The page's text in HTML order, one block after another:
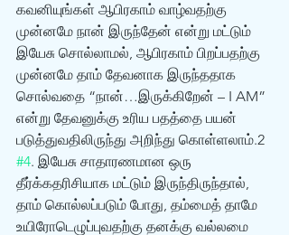
கவனியுங்கள் ஆபிரகாம் வாழ்வதற்கு
முன்னமே நான் இருந்தேன் என்று மட்டும்
இயேசு சொல்லாமல், ஆபிரகாம் பிறப்பதற்கு
முன்னமே தாம் தேவனாக இருந்ததாக
சொல்வதை “நான்…இருக்கிறேன் – I AM”
என்று தேவனுக்கு உரிய பதத்தை பயன்
படுத்துவதிலிருந்து அறிந்து கொள்ளலாம்.2
#4. இயேசு சாதாரண‌மான ஒரு
தீர்க்கதரிசியாக மட்டும் இருந்திருந்தால்,
தாம் கொல்லப்படும் போது, தம்மைத் தாமே
உயிரோடெழுப்புவதற்கு தனக்கு வல்லமை